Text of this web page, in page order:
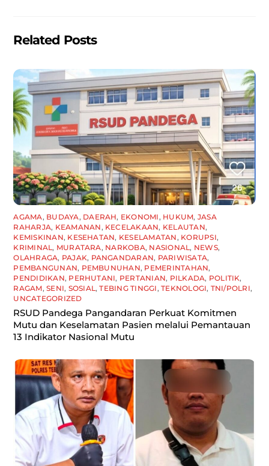
Related Posts
AGAMA, BUDAYA, DAERAH, EKONOMI, HUKUM, JASA
RAHARJA, KEAMANAN, KECELAKAAN, KELAUTAN,
KEMISKINAN, KESEHATAN, KESELAMATAN, KORUPSI,
KRIMINAL, MURATARA, NARKOBA, NASIONAL, NEWS,
OLAHRAGA, PAJAK, PANGANDARAN, PARIWISATA,
PEMBANGUNAN, PEMBUNUHAN, PEMERINTAHAN,
PENDIDIKAN, PERHUTANI, PERTANIAN, PILKADA, POLITIK,
RAGAM,SENI, SOSIAL,TEBING TINGGI,TEKNOLOGI, TNI/POLRI,
UNCATEGORIZED
RSUD Pandega Pangandaran Perkuat Komitmen
Mutu dan Keselamatan Pasien melalui Pemantauan
13 Indikator Nasional Mutu